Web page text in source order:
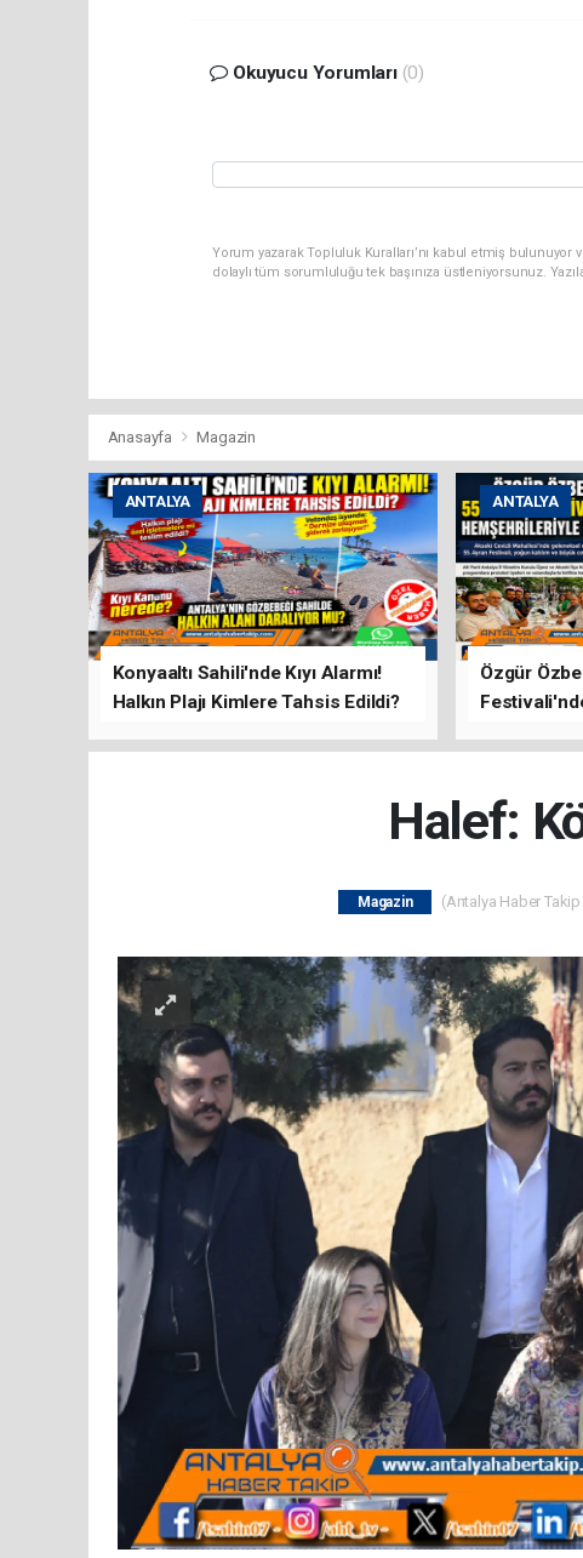
Okuyucu Yorumları (0)
Yorum yazarak Topluluk Kuralları’nı kabul etmiş
dolaylı tüm sorumluluğu tek başınıza üstleniyorsunuz.
Anasayfa Magazin
ANTALYA
Konyaaltı Sahili'nde Kıyı Alarmı!
Halkın Plajı Kimlere Tahsis Edildi?
ANTALYA
Özgür
Halef:
Magazin (Antalya Haber